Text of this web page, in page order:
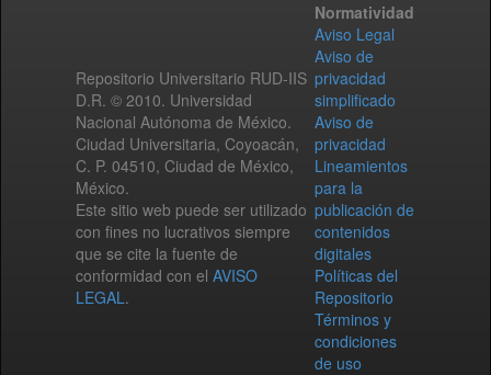
Repositorio Universitario RUD-IIS
D.R. © 2010. Universidad
Nacional Autónoma de México.
Ciudad Universitaria, Coyoacán,
C. P. 04510, Ciudad de México,
México.
Este sitio web puede ser utilizado
con fines no lucrativos siempre
que se cite la fuente de
conformidad con el AVISO
LEGAL.
Normatividad
Aviso Legal
Aviso de
privacidad
simplificado
Aviso de
privacidad
Lineamientos
para la
publicación de
contenidos
digitales
Políticas del
Repositorio
Términos y
condiciones
de uso